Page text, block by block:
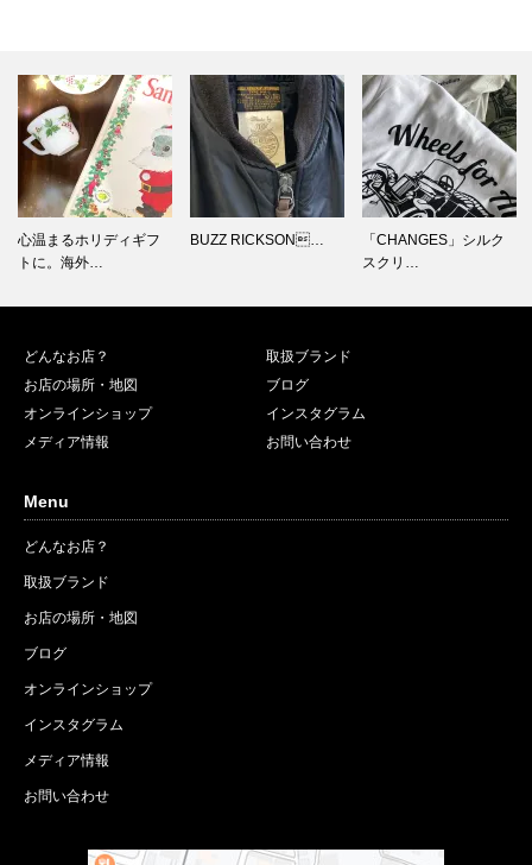
BUZZ RICKSON…
「CHANGES」シルク
カミナリ様ご来店！と
ちぎテレビ…
どんなお店？
取扱ブランド
お店の場所・地図
ブログ
オンラインショップ
インスタグラム
メディア情報
お問い合わせ
Menu
どんなお店？
取扱ブランド
お店の場所・地図
ブログ
オンラインショップ
インスタグラム
メディア情報
お問い合わせ